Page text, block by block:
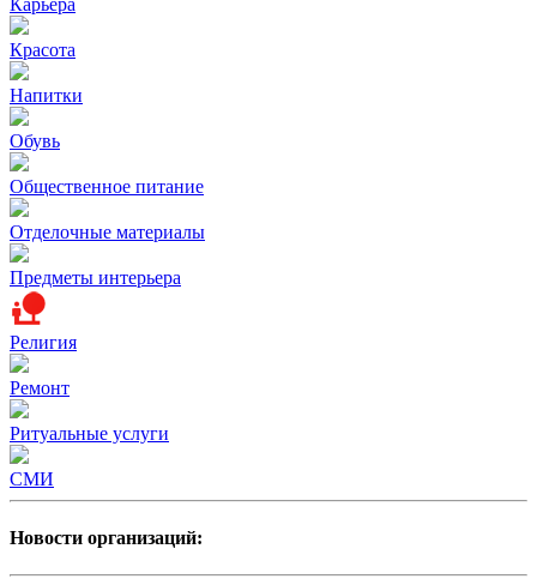
Красота
Напитки
Обувь
Общественное питание
Отделочные материалы
Предметы интерьера
Религия
Ремонт
Ритуальные услуги
СМИ
Новости организаций: